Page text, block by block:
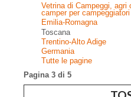
Vetrina di Campeggi,
camper per
Emilia-Romagna
Toscana
Trentino-Alto Adige
Germania
Tutte le pagine
Pagina 3 di 5